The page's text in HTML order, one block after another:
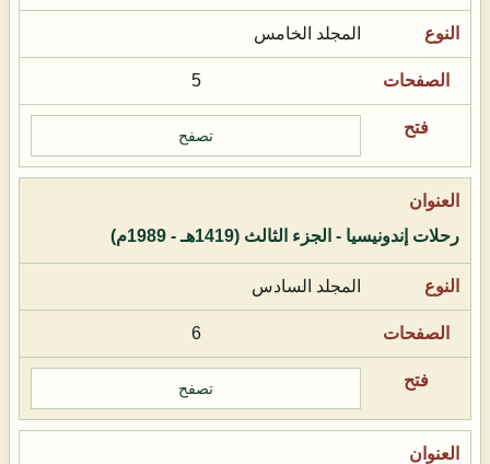
المجلد الخامس
5
تصفح
رحلات إندونيسيا - الجزء الثالث (1419هـ - 1989م)
المجلد السادس
6
تصفح